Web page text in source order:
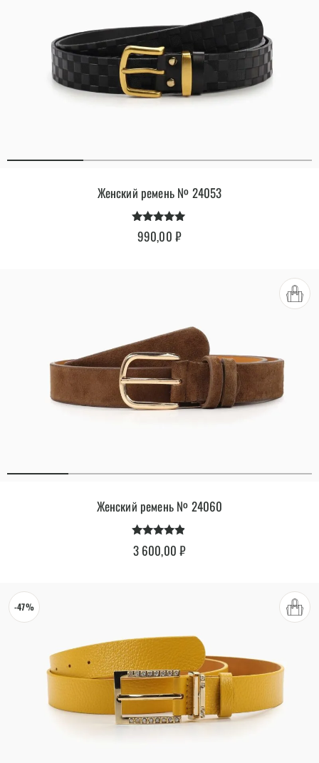
Женский ремень № 24053
Оценка
4.86
990,00₽
Женский ремень № 24060
Оценка
4.70
3 600,00₽
-47%